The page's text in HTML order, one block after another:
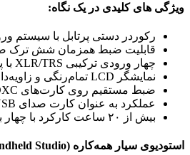
ویژگی های کلیدی در یک نگاه:
رکوردر دستی پرتابل با سیستم
قابلیت ضبط همزمان شش ترک
چهار ورودی ترکیبی XLR/TRS با پری‌امپ‌های پیشرفته و کم‌نویز
نمایشگر LCD تمام‌رنگی و زاویه‌دار
ضبط مستقیم روی کارت‌های SD/SDHC/SDXC تا ظرفیت ۱۲۸ گیگابایت
عملکرد به عنوان کارت صدای USB چندکاناله ۶ ورودی یا ۲ خروجی برای کامپیوتر
بیش از ۲۰ ساعت کارکرد با چهار باتری AA
استودیوی سیار همه‌کاره (The Ultimate Handheld Studio)